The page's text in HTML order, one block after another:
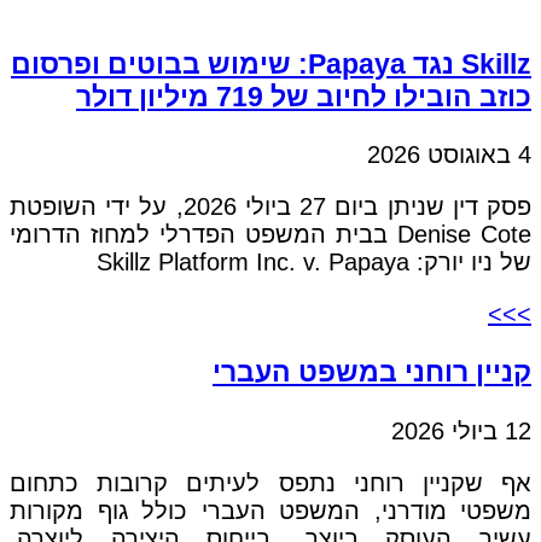
Skillz נגד Papaya: שימוש בבוטים ופרסום
כוזב הובילו לחיוב של 719 מיליון דולר
4 באוגוסט 2026
פסק דין שניתן ביום 27 ביולי 2026, על ידי השופטת
Denise Cote בבית המשפט הפדרלי למחוז הדרומי
של ניו יורק: Skillz Platform Inc. v. Papaya
>>>
קניין רוחני במשפט העברי
12 ביולי 2026
אף שקניין רוחני נתפס לעיתים קרובות כתחום
משפטי מודרני, המשפט העברי כולל גוף מקורות